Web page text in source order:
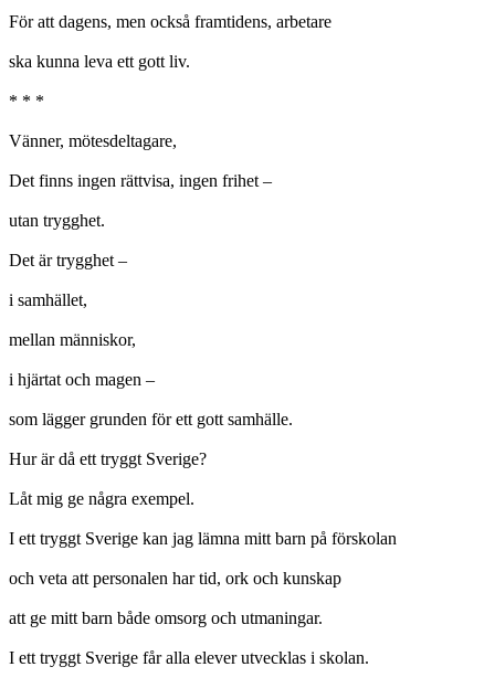
För att dagens, men också framtidens, arbetare
ska kunna leva ett gott liv.
* * *
Vänner, mötesdeltagare,
Det finns ingen rättvisa, ingen frihet –
utan trygghet.
Det är trygghet –
i samhället,
mellan människor,
i hjärtat och magen –
som lägger grunden för ett gott samhälle.
Hur är då ett tryggt Sverige?
Låt mig ge några exempel.
I ett tryggt Sverige kan jag lämna mitt barn på förskolan
och veta att personalen har tid, ork och kunskap
att ge mitt barn både omsorg och utmaningar.
I ett tryggt Sverige får alla elever utvecklas i skolan.